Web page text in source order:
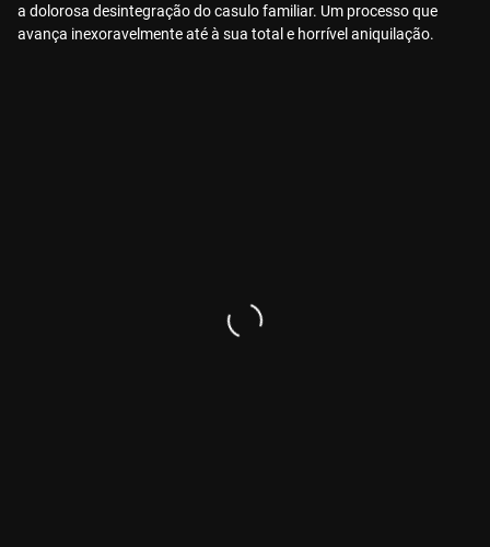
a dolorosa desintegração do casulo familiar. Um processo que
avança inexoravelmente até à sua total e horrível aniquilação.